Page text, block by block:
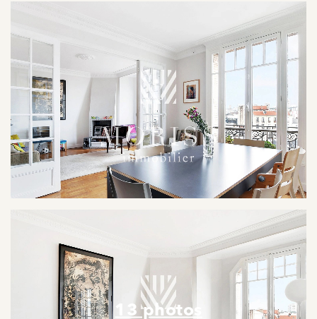
13 photos